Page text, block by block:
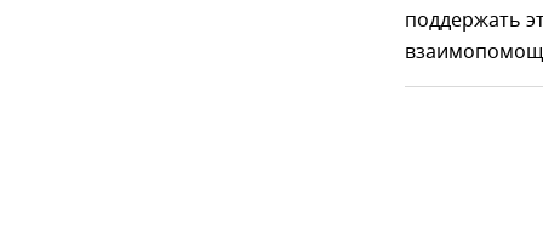
поддержать